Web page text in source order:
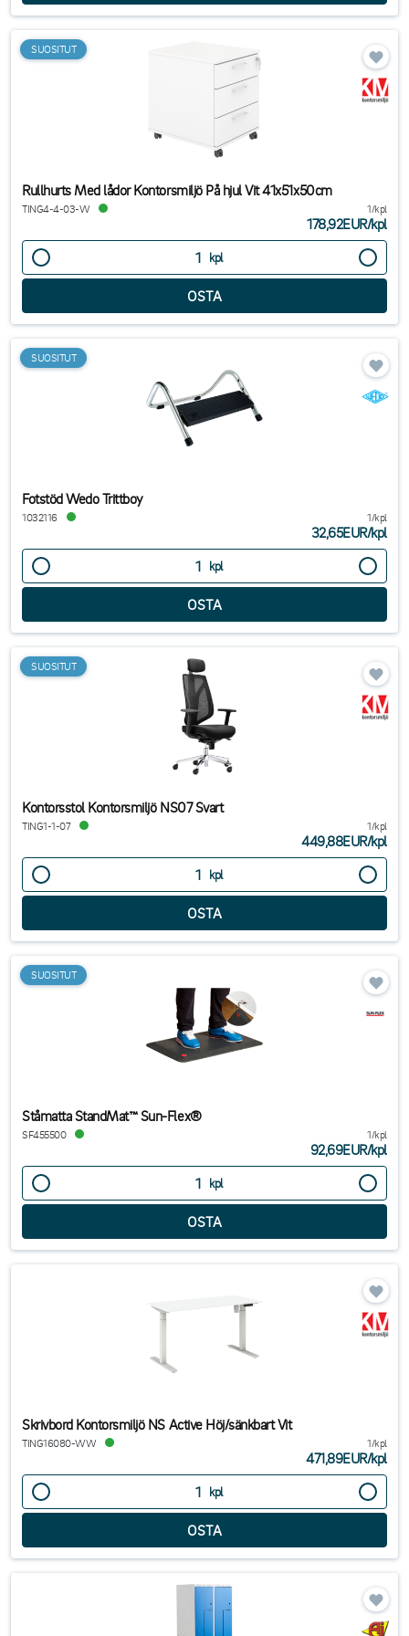
SUOSITUT
Rullhurts Med lådor Kontorsmiljö På hjul Vit 41x51x50cm
TING4-4-03-W 1/kpl
178,92EUR/kpl
kpl
SUOSITUT
Fotstöd Wedo Trittboy
1032116 1/kpl
32,65EUR/kpl
kpl
SUOSITUT
Kontorsstol Kontorsmiljö NS07 Svart
TING1-1-07 1/kpl
449,88EUR/kpl
kpl
SUOSITUT
Ståmatta StandMat™ Sun-Flex®
SF455500 1/kpl
92,69EUR/kpl
kpl
Skrivbord Kontorsmiljö NS Active Höj/sänkbart Vit
TING16080-WW 1/kpl
471,89EUR/kpl
kpl